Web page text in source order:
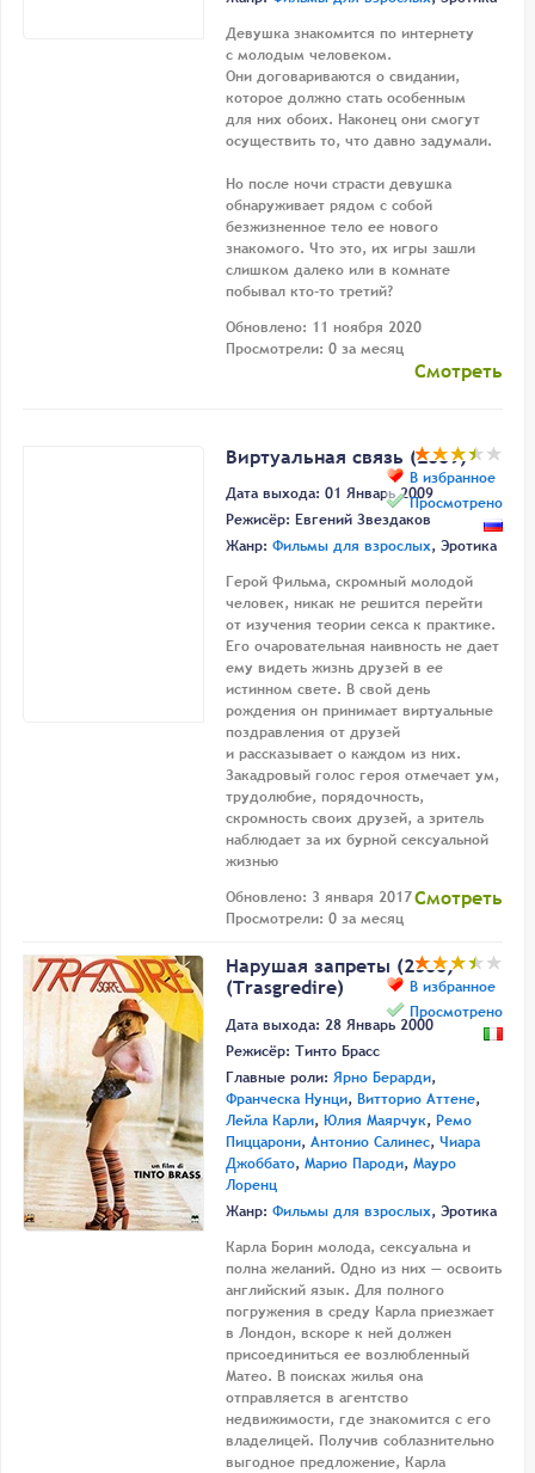
Девушка знакомится по интернету
с молодым человеком.
Они договариваются о свидании,
которое должно стать особенным
для них обоих. Наконец они смогут
осуществить то, что давно задумали.
Но после ночи страсти девушка
обнаруживает рядом с собой
безжизненное тело ее нового
знакомого. Что это, их игры зашли
слишком далеко или в комнате
побывал кто-то третий?
Обновлено: 11 ноября 2020
Просмотрели: 0 за месяц
Смотреть
В избранное
Просмотрено
Виртуальная связь (2009)
Дата выхода: 01 Январь 2009
Режисёр: Евгений Звездаков
Жанр: Фильмы для взрослых, Эротика
Герой фильма, скромный молодой
человек, никак не решится перейти
от изучения теории секса к практике.
Его очаровательная наивность не дает
ему видеть жизнь друзей в ее
истинном свете. В свой день
рождения он принимает виртуальные
поздравления от друзей
и рассказывает о каждом из них.
Закадровый голос героя отмечает ум,
трудолюбие, порядочность,
скромность своих друзей, а зритель
наблюдает за их бурной сексуальной
жизнью
Обновлено: 3 января 2017
Просмотрели: 0 за месяц
Смотреть
В избранное
Просмотрено
Нарушая запреты (2000)
(Trasgredire)
Дата выхода: 28 Январь 2000
Режисёр: Тинто Брасс
Главные роли: Ярно Берарди,
Франческа Нунци, Витторио Аттене,
Лейла Карли, Юлия Маярчук, Ремо
Пиццарони, Антонио Салинес, Чиара
Джоббато, Марио Пароди, Мауро
Лоренц
Жанр: Фильмы для взрослых, Эротика
Карла Борин молода, сексуальна и
полна желаний. Одно из них — освоить
английский язык. Для полного
погружения в среду Карла приезжает
в Лондон, вскоре к ней должен
присоединиться ее возлюбленный
Матео. В поисках жилья она
отправляется в агентство
недвижимости, где знакомится с его
владелицей. Получив соблазнительно
выгодное предложение, Карла